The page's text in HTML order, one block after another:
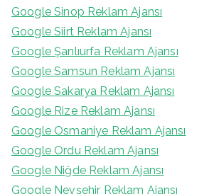
Google Sinop Reklam Ajansı
Google Siirt Reklam Ajansı
Google Şanlıurfa Reklam Ajansı
Google Samsun Reklam Ajansı
Google Sakarya Reklam Ajansı
Google Rize Reklam Ajansı
Google Osmaniye Reklam Ajansı
Google Ordu Reklam Ajansı
Google Niğde Reklam Ajansı
Google Nevşehir Reklam Ajansı